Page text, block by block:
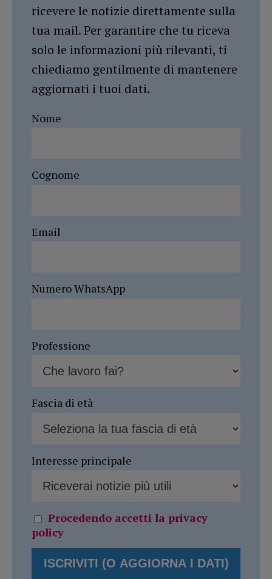
ricevere le notizie direttamente sulla
tua mail. Per garantire che tu riceva
solo le informazioni più rilevanti, ti
chiediamo gentilmente di mantenere
aggiornati i tuoi dati.
Nome
Cognome
Email
Numero WhatsApp
Professione
Fascia di età
Interesse principale
Procedendo accetti la privacy
policy